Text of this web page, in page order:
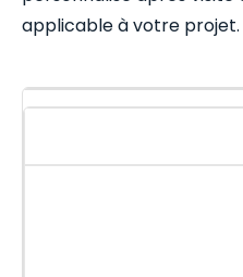
applicable à votre projet.